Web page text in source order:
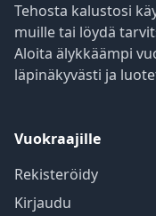
Tehosta kalustosi
muille tai löydä
Aloita älykkäämpi
läpinäkyvästi ja
Vuokraajille
Rekisteröidy
Kirjaudu